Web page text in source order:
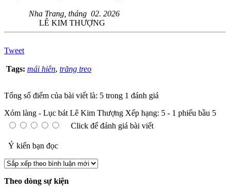
Nha Trang, tháng 02. 2026
LÊ KIM THƯỢNG
Tweet
Tags: mái hiên, trăng treo
Tổng số điểm của bài viết là: 5 trong 1 đánh giá
Xóm làng - Lục bát Lê Kim Thượng Xếp hạng: 5 - 1 phiếu bầu 5
Click để đánh giá bài viết
Ý kiến bạn đọc
Theo dòng sự kiện